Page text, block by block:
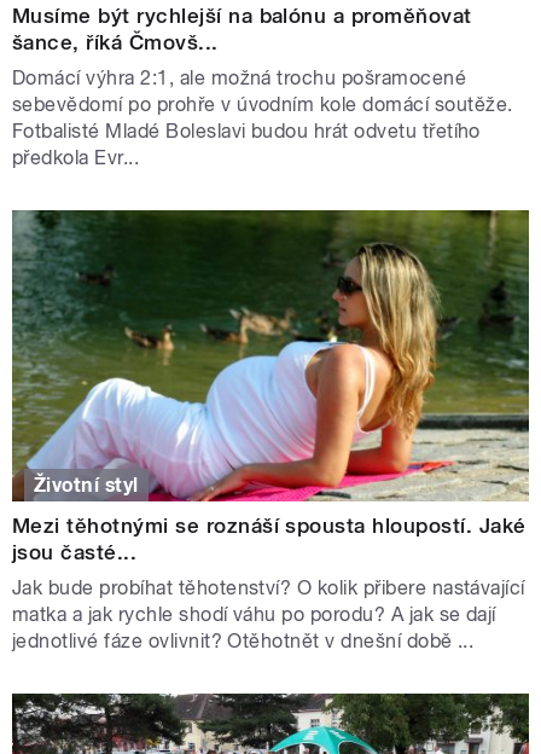
Musíme být rychlejší na balónu a proměňovat
šance, říká Čmovš...
Domácí výhra 2:1, ale možná trochu pošramocené
sebevědomí po prohře v úvodním kole domácí soutěže.
Fotbalisté Mladé Boleslavi budou hrát odvetu třetího
předkola Evr...
Životní styl
Mezi těhotnými se roznáší spousta hloupostí. Jaké
jsou časté...
Jak bude probíhat těhotenství? O kolik přibere nastávající
matka a jak rychle shodí váhu po porodu? A jak se dají
jednotlivé fáze ovlivnit? Otěhotnět v dnešní době ...